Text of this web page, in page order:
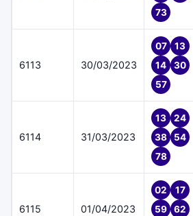
73
6113 30/03/2023
07
13
14
30
57
6114 31/03/2023
13
24
38
54
78
6115 01/04/2023
02
17
59
62